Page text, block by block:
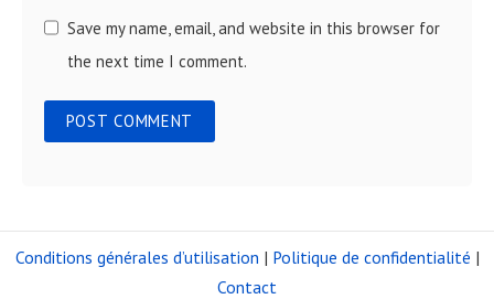
Save my name, email, and website in this browser for
the next time I comment.
Conditions générales d’utilisation | Politique de confidentialité |
Contact